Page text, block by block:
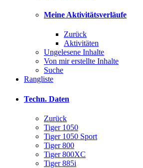
Meine Aktivitätsverläufe
Zurück
Aktivitäten
Ungelesene Inhalte
Von mir erstellte Inhalte
Suche
Rangliste
Techn. Daten
Zurück
Tiger 1050
Tiger 1050 Sport
Tiger 800
Tiger 800XC
Tiger 885i